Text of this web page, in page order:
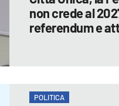
non crede al
referendum e
POLITICA